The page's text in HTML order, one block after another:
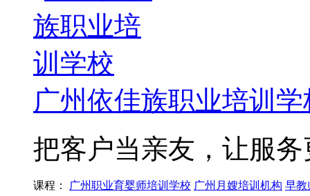
广州依佳族职业培训学
把客户当亲友，让服
课程： 广州职业育婴师培训学校 广州月嫂培训机构 早教